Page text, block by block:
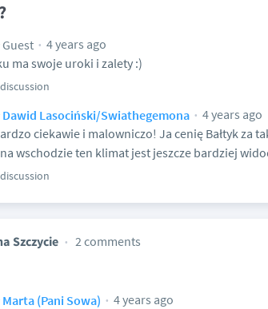
Guest
4 years ago
ma swoje uroki i zalety :)
Dawid Lasociński/Swiathegemona
4 years ago
ciekawie i malowniczo! Ja cenię Bałtyk za
wschodzie ten klimat jest jeszcze bardziej
Szczycie 2 comments
Marta (Pani Sowa)
4 years ago